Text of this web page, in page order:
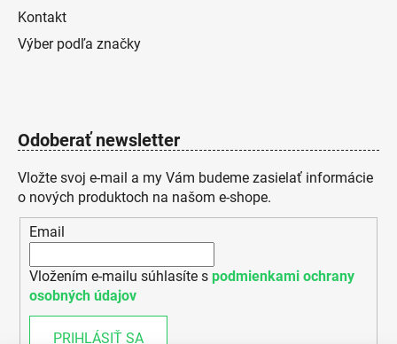
Kontakt
Výber podľa značky
Odoberať newsletter
Vložte svoj e-mail a my Vám budeme zasielať informácie
o nových produktoch na našom e-shope.
Email
Vložením e-mailu súhlasíte s podmienkami ochrany
osobných údajov
PRIHLÁSIŤ SA